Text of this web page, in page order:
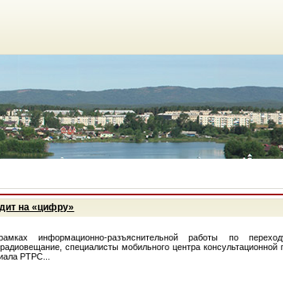
на «цифру»
информационно-разъяснительной работы по
специалисты мобильного центра
РТРС...